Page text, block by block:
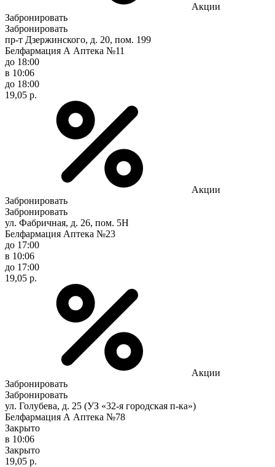
Акции
Забронировать
Забронировать
пр-т Дзержинского, д. 20, пом. 199
Белфармация А Аптека №11
до 18:00
в 10:06
до 18:00
19,05 р.
Акции
Забронировать
Забронировать
ул. Фабричная, д. 26, пом. 5Н
Белфармация Аптека №23
до 17:00
в 10:06
до 17:00
19,05 р.
Акции
Забронировать
Забронировать
ул. Голубева, д. 25 (УЗ «32-я городская п-ка»)
Белфармация А Аптека №78
Закрыто
в 10:06
Закрыто
19,05 р.